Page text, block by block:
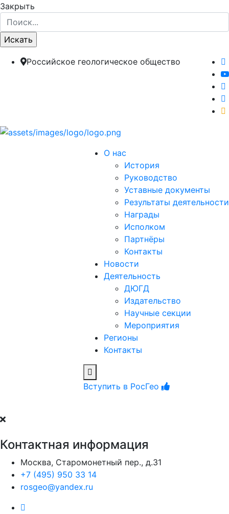
Закрыть
Российское геологическое общество
О нас
История
Руководство
Уставные документы
Результаты деятельности
Награды
Исполком
Партнёры
Контакты
Новости
Деятельность
ДЮГД
Издательство
Научные секции
Мероприятия
Регионы
Контакты
Вступить в РосГео
Контактная информация
Москва, Старомонетный пер., д.31
+7 (495) 950 33 14
rosgeo@yandex.ru